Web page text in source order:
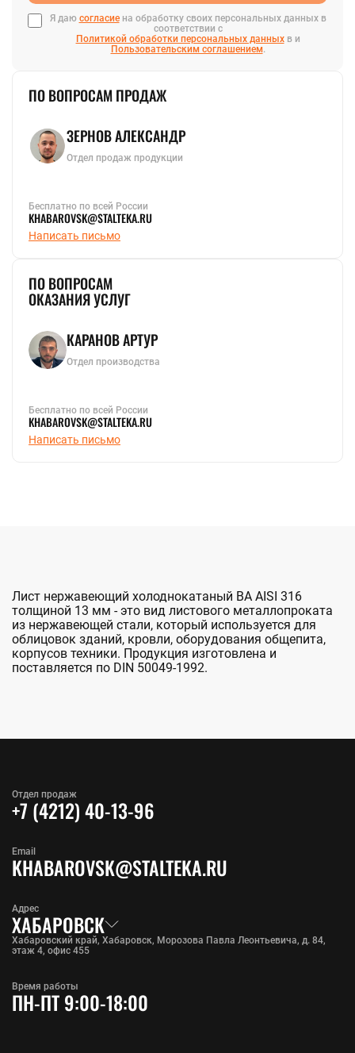
Я даю согласиена обработку своих персональных данных в
соответствии с
Политикой обработки персональных данныхв и
Пользовательским соглашением.
ПО ВОПРОСАМ ПРОДАЖ
ЗЕРНОВ АЛЕКСАНДР
Отдел продаж продукции
Бесплатно по всей России
KHABAROVSK@STALTEKA.RU
Написать письмо
ПО ВОПРОСАМ
ОКАЗАНИЯ УСЛУГ
КАРАНОВ АРТУР
Отдел производства
Бесплатно по всей России
KHABAROVSK@STALTEKA.RU
Написать письмо
Лист нержавеющий холоднокатаный BA AISI 316
толщиной 13 мм - это вид листового металлопроката
из нержавеющей стали, который используется для
облицовок зданий, кровли, оборудования общепита,
корпусов техники. Продукция изготовлена и
поставляется по DIN 50049-1992.
Отдел продаж
+7 (4212) 40-13-96
Адрес
ХАБАРОВСК
Хабаровский край, Хабаровск, Морозова Павла Леонтьевича, д. 84,
этаж 4, офис 455
Email
KHABAROVSK@STALTEKA.RU
Время работы
ПН-ПТ 9:00-18:00